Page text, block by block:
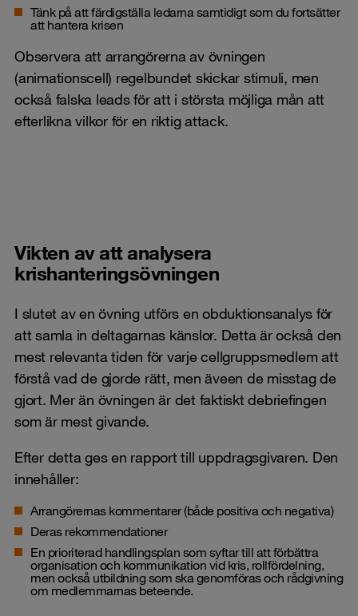
Tänk på att färdigställa ledarna samtidigt som du fortsätter
att hantera krisen
Observera att arrangörerna av övningen
(animationscell) regelbundet skickar stimuli, men
också falska leads för att i största möjliga mån att
efterlikna vilkor för en riktig attack.
Vikten av att analysera
krishanteringsövningen
I slutet av en övning utförs en obduktionsanalys för
att samla in deltagarnas känslor. Detta är också den
mest relevanta tiden för varje cellgruppsmedlem att
förstå vad de gjorde rätt, men äveen de misstag de
gjort. Mer än övningen är det faktiskt debriefingen
som är mest givande.
Efter detta ges en rapport till uppdragsgivaren. Den
innehåller:
Arrangörernas kommentarer (både positiva och negativa)
Deras rekommendationer
En prioriterad handlingsplan som syftar till att förbättra
organisation och kommunikation vid kris, rollfördelning,
men också utbildning som ska genomföras och rådgivning
om medlemmarnas beteende.